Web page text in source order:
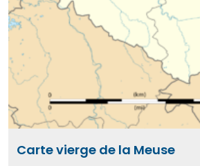
Carte vierge de la Meuse